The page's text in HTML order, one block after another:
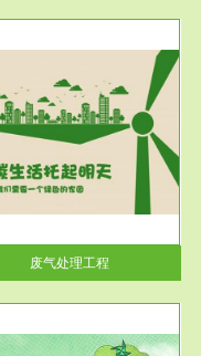
废气处理工程